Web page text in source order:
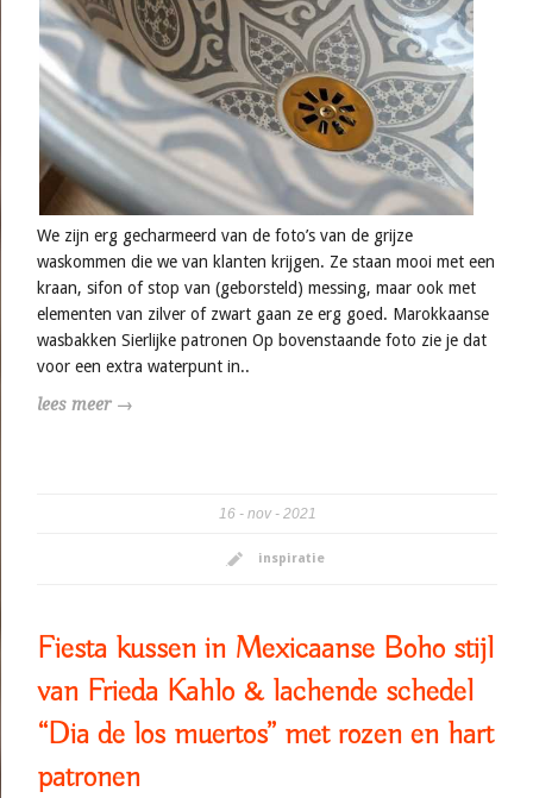
We zijn erg gecharmeerd van de foto’s van de grijze
waskommen die we van klanten krijgen. Ze staan mooi met een
kraan, sifon of stop van (geborsteld) messing, maar ook met
elementen van zilver of zwart gaan ze erg goed. Marokkaanse
wasbakken Sierlijke patronen Op bovenstaande foto zie je dat
voor een extra waterpunt in..
lees meer →
16 nov 2021
inspiratie
Fiesta kussen in Mexicaanse Boho stijl
van Frieda Kahlo & lachende schedel
“Dia de los muertos” met rozen en hart
patronen